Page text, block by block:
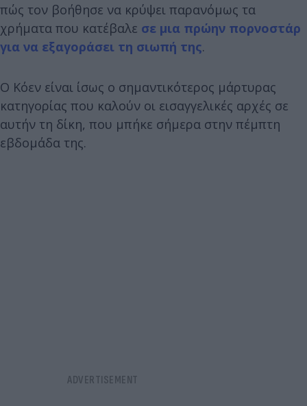
πώς τον βοήθησε να κρύψει παρανόμως τα
χρήματα που κατέβαλε σε μια πρώην πορνοστάρ
για να εξαγοράσει τη σιωπή της.
Ο Κόεν είναι ίσως ο σημαντικότερος μάρτυρας
κατηγορίας που καλούν οι εισαγγελικές αρχές σε
αυτήν τη δίκη, που μπήκε σήμερα στην πέμπτη
εβδομάδα της.